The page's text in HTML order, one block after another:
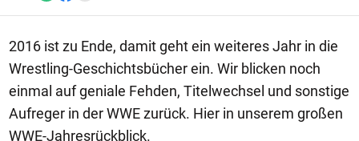
2016 ist zu Ende, damit geht ein weiteres Jahr in die
Wrestling-Geschichtsbücher ein. Wir blicken noch
einmal auf geniale Fehden, Titelwechsel und sonstige
Aufreger in der WWE zurück. Hier in unserem großen
WWE-Jahresrückblick.